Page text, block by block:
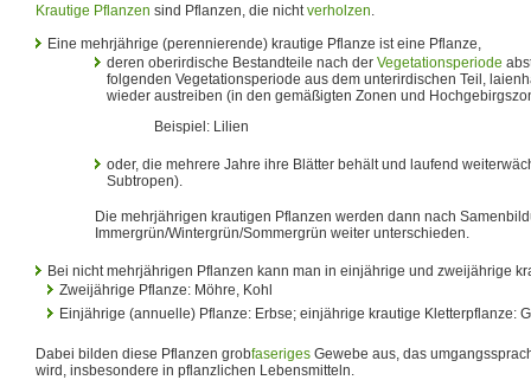
Krautige Pflanzen sind Pflanzen, die nichtverholzen.
Eine mehrjährige (perennierende) krautige Pflanze ist eine Pflanze,
deren oberirdische Bestandteile nach der Vegetationsperiode
folgenden Vegetationsperiode aus dem unterirdischen Teil,
wieder austreiben (in den gemäßigten Zonen und
Beispiel: Lilien
oder, die mehrere Jahre ihre Blätter behält und laufend
Subtropen).
Die mehrjährigen krautigen Pflanzen werden dann nach
Immergrün/Wintergrün/Sommergrün weiter unterschieden.
Bei nicht mehrjährigen Pflanzen kann man in einjährige und zweijährige
Zweijährige Pflanze: Möhre, Kohl
Einjährige (annuelle) Pflanze: Erbse; einjährige krautige Kletterpflanze:
Dabei bilden diese Pflanzen grobfaseriges Gewebe aus, das
wird, insbesondere in pflanzlichen Lebensmitteln.